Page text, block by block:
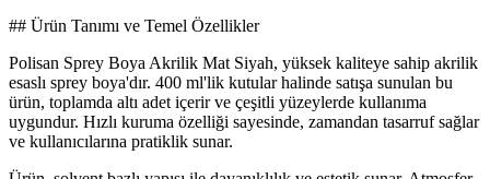
## Ürün Tanımı ve Temel Özellikler
Polisan Sprey Boya Akrilik Mat Siyah, yüksek kaliteye sahip akrilik
esaslı sprey boya'dır. 400 ml'lik kutular halinde satışa sunulan bu
ürün, toplamda altı adet içerir ve çeşitli yüzeylerde kullanıma
uygundur. Hızlı kuruma özelliği sayesinde, zamandan tasarruf sağlar
ve kullanıcılarına pratiklik sunar.